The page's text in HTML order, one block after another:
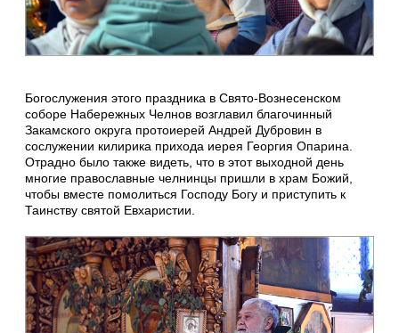
Богослужения этого праздника в Свято-Вознесенском
соборе Набережных Челнов возглавил благочинный
Закамского округа протоиерей Андрей Дубровин в
сослужении килирика прихода иерея Георгия Опарина.
Отрадно было также видеть, что в этот выходной день
многие православные челнинцы пришли в храм Божий,
чтобы вместе помолиться Господу Богу и приступить к
Таинству святой Евхаристии.